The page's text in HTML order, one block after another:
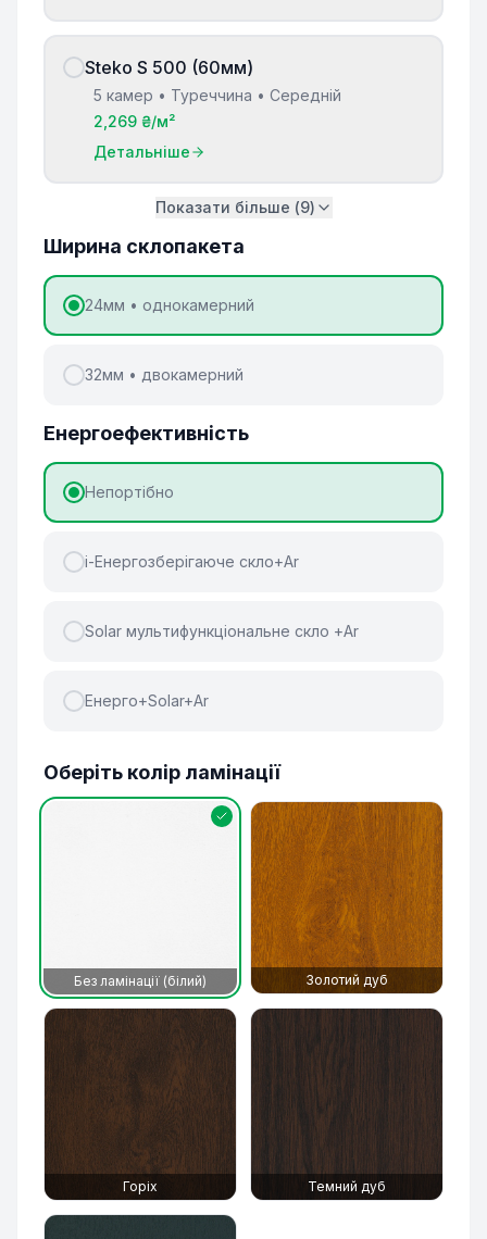
Steko S 500 (60мм)
5 камер • Туреччина • Середній
2,269 ₴/м²
Детальніше
Показати більше (9)
Ширина склопакета
24мм • однокамерний
32мм • двокамерний
Енергоефективність
Непортібно
і-Енергозберігаюче скло+Ar
Solar мультифункціональне скло +Ar
Енерго+Solar+Ar
Оберіть колір ламінації
Без ламінації (білий) Золотий дуб
Горіх Темний дуб